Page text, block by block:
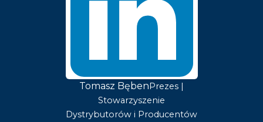
Tomasz BębenPrezes |
Stowarzyszenie
Dystrybutorów i Producentów